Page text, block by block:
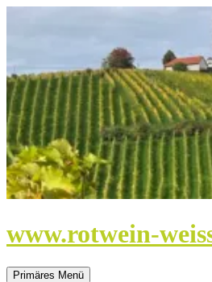
www.rotwein-
Primäres Menü